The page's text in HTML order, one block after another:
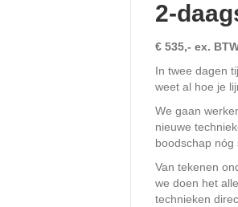
2-
€ 535,- ex.
In twee dagen
weet al hoe je
We gaan
nieuwe
boodschap nóg
Van tekenen
we doen het
technieken